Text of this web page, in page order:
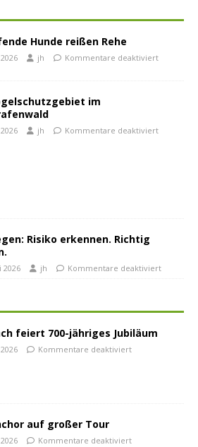
Hunde reißen Rehe
jh Kommentare deaktiviert
im
jh Kommentare deaktiviert
Risiko erkennen. Richtig
2026 jh Kommentare deaktiviert
feiert 700-jähriges Jubiläum
Kommentare deaktiviert
auf großer Tour
Kommentare deaktiviert